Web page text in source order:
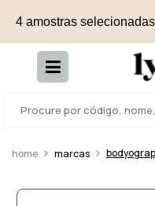
4 amostras
marcas